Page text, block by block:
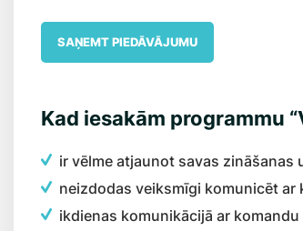
SAŅEMT PIEDĀVĀJUMU
Kad iesakām programmu
ir vēlme atjaunot savas zināšanas
neizdodas veiksmīgi komunicēt
ikdienas komunikācijā ar